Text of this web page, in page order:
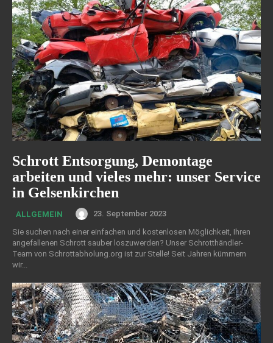
Schrott Entsorgung, Demontage
arbeiten und vieles mehr: unser Service
in Gelsenkirchen
ALLGEMEIN
23. September 2023
Sie suchen nach einer einfachen und kostenlosen Möglichkeit, Ihren
angefallenen Schrott sauber loszuwerden? Unser Schrotthändler-
Team von Schrottabholung.org ist zur Stelle! Seit Jahren kümmern
wir...